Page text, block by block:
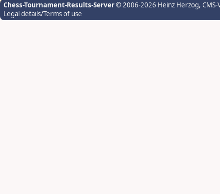
Chess-Tournament-Results-Server© 2006-2026 Heinz Herzog,
Legal details/Terms of use